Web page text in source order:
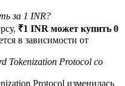
за 1 INR?
₹1 INR может купить 0
в зависимости от
Tokenization Protocol со
Protocol изменилась